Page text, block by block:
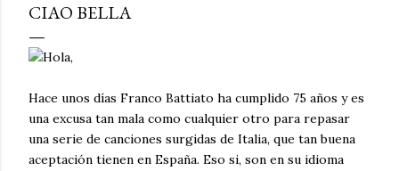
CIAO BELLA
Hola,
Hace unos días Franco Battiato ha cumplido 75 años y es
una excusa tan mala como cualquier otro para repasar
una serie de canciones surgidas de Italia, que tan buena
aceptación tienen en España. Eso si, son en su idioma